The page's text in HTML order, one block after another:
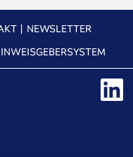
NEWSLETTER